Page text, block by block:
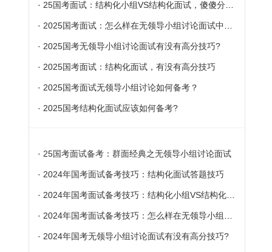
· 25国考面试：结构化小组VS结构化面试，傻傻分不清?
· 2025国考面试：怎么样在无领导小组讨论面试中脱颖而出
· 2025国考无领导小组讨论面试有没有高分技巧?
· 2025国考面试：结构化面试，有没有高分技巧
· 2025国考面试无领导小组讨论如何备考？
· 2025国考结构化面试应该如何备考?
· 25国考面试备考：群面经典之无领导小组讨论面试
· 2024年国考面试备考技巧：结构化面试答题技巧
· 2024年国考面试备考技巧：结构化小组VS结构化面试，傻傻分不清?
· 2024年国考面试备考技巧：怎么样在无领导小组讨论面试中脱颖而出
· 2024年国考无领导小组讨论面试有没有高分技巧?